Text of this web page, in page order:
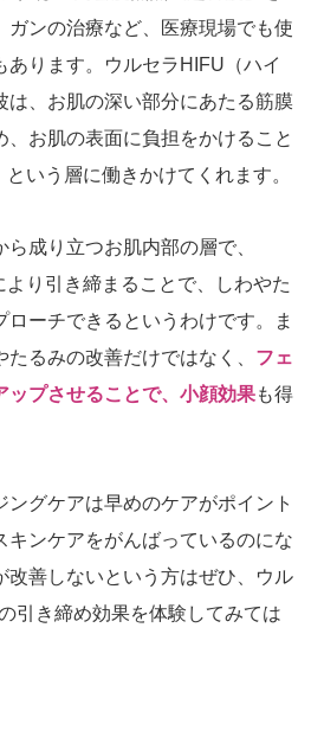
ガンの治療など、医療現場でも使
あります。ウルセラHIFU（ハイ
は、お肌の深い部分にあたる筋膜
、お肌の表面に負担をかけること
いう層に働きかけてくれます。
成り立つお肌内部の層で、
り引き締まることで、しわやた
ローチできるというわけです。ま
るみの改善だけではなく、 フェ
ップさせることで、小顔効果も得
ングケアは早めのケアがポイント
キンケアをがんばっているのにな
改善しないという方はぜひ、ウル
引き締め効果を体験してみては